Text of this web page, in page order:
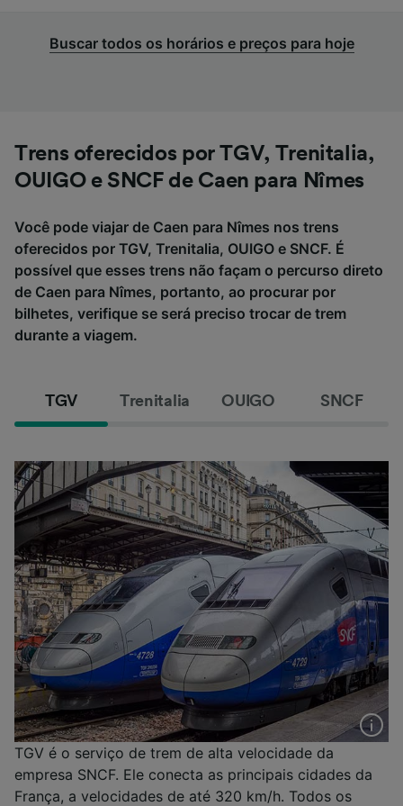
Buscar todos os horários e preços para hoje
Trens oferecidos por TGV, Trenitalia,
OUIGO e SNCF de Caen para Nîmes
Você pode viajar de Caen para Nîmes nos trens
oferecidos por TGV, Trenitalia, OUIGO e SNCF. É
possível que esses trens não façam o percurso direto
de Caen para Nîmes, portanto, ao procurar por
bilhetes, verifique se será preciso trocar de trem
durante a viagem.
TGV Trenitalia OUIGO SNCF
TGV é o serviço de trem de alta velocidade da
empresa SNCF. Ele conecta as principais cidades da
França, a velocidades de até 320 km/h. Todos os